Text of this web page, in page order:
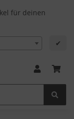
für deinen
✔